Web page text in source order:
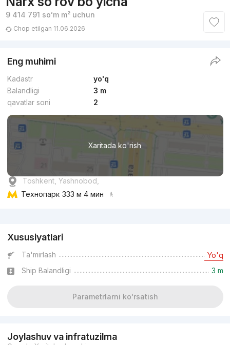
9 414 791 soʻmm² uchun
Chop etilgan 11.06.2026
Eng muhimi
Kadastr
yo'q
Balandligi
3 m
qavatlar soni
2
Xaritada ko'rish
Toshkent, Yashnobod,
Технопарк 333 м 4 мин
Xususiyatlari
Ta'mirlash Yo'q
Ship Balandligi 3 m
Parametrlarni ko'rsatish
Joylashuv va infratuzilma